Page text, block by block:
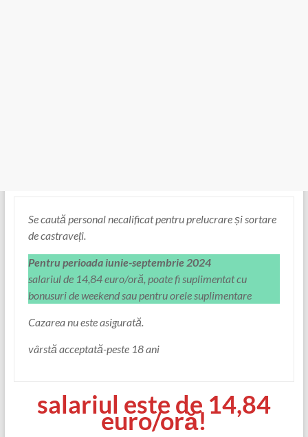
Se caută personal necalificat pentru prelucrare și sortare
de castraveți.
Pentru perioada iunie-septembrie 2024
salariul de 14,84 euro/oră, poate fi suplimentat cu
bonusuri de weekend sau pentru orele suplimentare
Cazarea nu este asigurată.
vârstă acceptată-peste 18 ani
salariul este de 14,84
euro/oră!